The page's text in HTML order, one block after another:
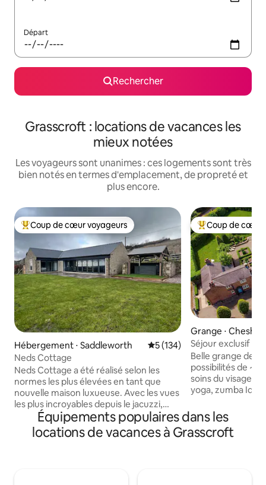
Départ
Rechercher
Grasscroft : locations de vacances les
mieux notées
Les voyageurs sont unanimes : ces logements sont très
bien notés en termes d'emplacement, de propreté et
plus encore.
Coups de cœur voyageurs les plus appréciés
Coup de cœur voyageurs
Hébergement ⋅ Saddleworth Évaluation moyenne sur la
5 (134)
Neds Cottage
Neds Cottage a été réalisé selon les
normes les plus élevées en tant que
nouvelle maison luxueuse. Avec les vues
les plus incroyables depuis le jacuzzi,
vous serez étonné de voir à quel point
vous pouvez voir loin, la ligne d'horizon
de Manchester, les collines du Peak
Coups de cœur
Coup de cœur
Grange ⋅
Chester
Séjour exclusif dans
spa et chef sur
Belle grange de
possibilités de ~ soins spa / massages /
soins du visage ~
yoga, zumba
de l'Oulton
circuit d'Oulton
campagne du
Équipements populaires dans les
locations de vacances à Grasscroft